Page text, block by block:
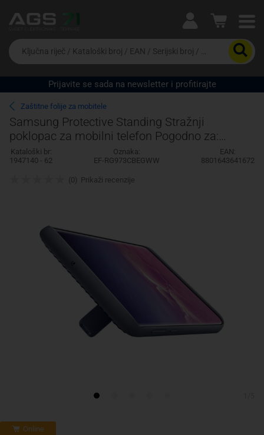
Ova postavka prilagođava asortiman proizvoda i
cijene vašim potrebama.
Da
biste
potražili
proizvod,
unesite
ključnu
riječ,
kataloški
broj,
EAN
ili
Prijavite se sada na newsletter i profitirajte
Zaštitne folije za mobitele
Samsung Protective Standing Stražnji
poklopac za mobilni telefon Pogodno za:
Galaxy S10 Crna
Kataloški br:
1947140 - 62
Oznaka:
EF-RG973CBEGWW
EAN:
8801643641672
Online
(0) Prikaži recenzije